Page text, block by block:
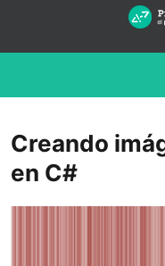
Creando
en C#